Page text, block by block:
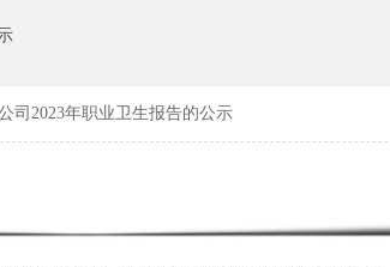
司2023年职业卫生报告的公示